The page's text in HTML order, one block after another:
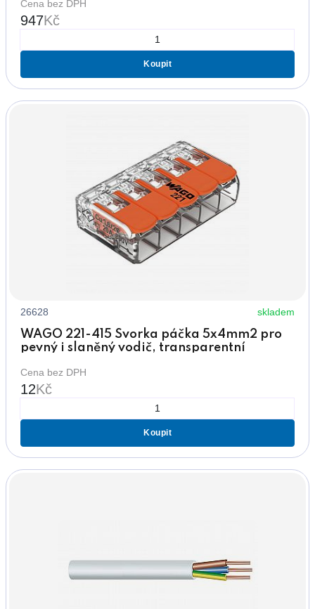
Cena bez DPH
947Kč
Koupit
26628 skladem
WAGO 221-415 Svorka páčka 5x4mm2 pro
pevný i slaněný vodič, transparentní
Cena bez DPH
12Kč
Koupit